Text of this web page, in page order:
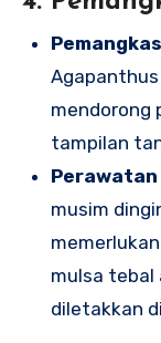
mendorong
tampilan
Perawatan
musim
mulsa tebal
diletakkan